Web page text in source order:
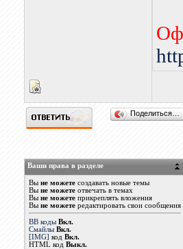
Поделиться…
Ваши права в разделе
Вы не можетесоздавать новые темы
Вы не можетеотвечать в темах
Вы не можетеприкреплять вложения
Вы не можетередактировать свои сообщения
BB коды Вкл.
Смайлы Вкл.
[IMG] код Вкл.
HTML код Выкл.